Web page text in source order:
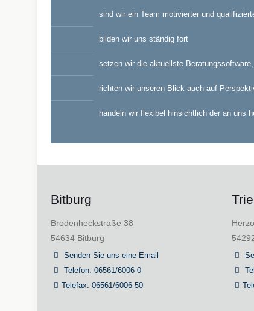
sind wir ein Team motivierter und
bilden wir uns ständig fort
setzen wir die aktuellste
richten wir unseren Blick auch auf
handeln wir flexibel hinsichtlich der an uns
Bitburg
Brodenheckstraße 38
54634 Bitburg
Senden Sie uns eine Email
Telefon: 06561/6006-0
Telefax: 06561/6006-50